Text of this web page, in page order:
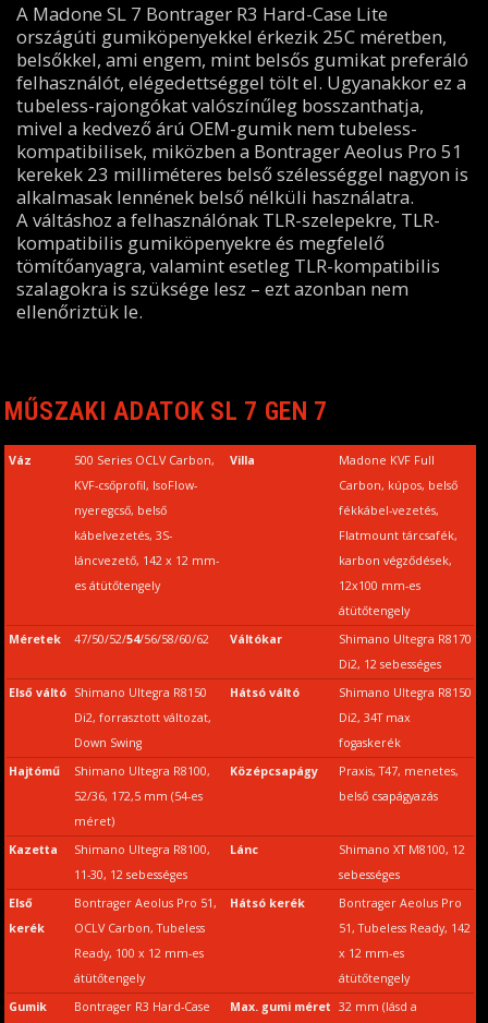
A Madone SL 7 Bontrager R3 Hard-Case Lite
országúti gumiköpenyekkel érkezik 25C méretben,
belsőkkel, ami engem, mint belsős gumikat preferáló
felhasználót, elégedettséggel tölt el. Ugyanakkor ez a
tubeless-rajongókat valószínűleg bosszanthatja,
mivel a kedvező árú OEM-gumik nem tubeless-
kompatibilisek, miközben a Bontrager Aeolus Pro 51
kerekek 23 milliméteres belső szélességgel nagyon is
alkalmasak lennének belső nélküli használatra.
A váltáshoz a felhasználónak TLR-szelepekre, TLR-
kompatibilis gumiköpenyekre és megfelelő
tömítőanyagra, valamint esetleg TLR-kompatibilis
szalagokra is szüksége lesz – ezt azonban nem
ellenőriztük le.
MŰSZAKI ADATOK SL 7 GEN 7
Váz
500 Series OCLV Carbon,
KVF-csőprofil, IsoFlow-
nyeregcső, belső
kábelvezetés, 3S-
láncvezető, 142 x 12 mm-
es átütőtengely
Villa
Madone KVF Full
Carbon, kúpos, belső
fékkábel-vezetés,
Flatmount tárcsafék,
karbon végződések,
12x100 mm-es
átütőtengely
Méretek
47/50/52/54/56/58/60/62 Váltókar
Shimano Ultegra R8170
Di2, 12 sebességes
Első váltó
Shimano Ultegra R8150
Di2, forrasztott változat,
Down Swing
Hátsó váltó
Shimano Ultegra R8150
Di2, 34T max
fogaskerék
Hajtómű
Shimano Ultegra R8100,
52/36, 172,5 mm (54-es
méret)
Középcsapágy
Praxis, T47, menetes,
belső csapágyazás
Kazetta
Shimano Ultegra R8100,
11-30, 12 sebességes
Lánc
Shimano XT M8100, 12
sebességes
Első
kerék
Bontrager Aeolus Pro 51,
OCLV Carbon, Tubeless
Ready, 100 x 12 mm-es
átütőtengely
Hátsó kerék
Bontrager Aeolus Pro
51, Tubeless Ready, 142
x 12 mm-es
átütőtengely
Gumik
Bontrager R3 Hard-Case
Max. gumi méret 32 mm (lásd a